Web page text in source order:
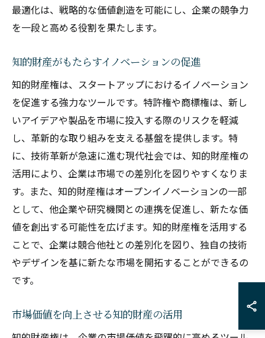
最適化は、戦略的な価値創造を可能にし、企業の競争力
を一段と高める役割を果たします。
知的財産がもたらすイノベーションの促進
知的財産権は、スタートアップにおけるイノベーション
を促進する強力なツールです。特許権や商標権は、新し
いアイデアや製品を市場に投入する際のリスクを軽減
し、革新的な取り組みを支える基盤を提供します。特
に、技術革新が急速に進む現代社会では、知的財産権の
活用により、企業は市場での差別化を図りやすくなりま
す。また、知的財産権はオープンイノベーションの一部
として、他企業や研究機関との連携を促進し、新たな価
値を創出する可能性を広げます。知的財産権を活用する
ことで、企業は競合他社との差別化を図り、独自の技術
やデザインを基に新たな市場を開拓することができるの
です。
市場価値を向上させる知的財産の活用